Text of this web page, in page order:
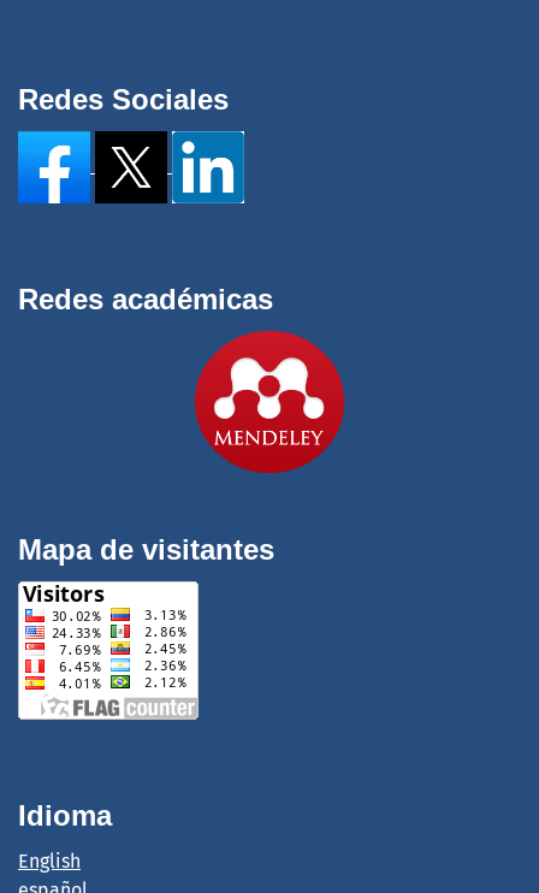
Redes Sociales
Redes académicas
Mapa de visitantes
Idioma
English